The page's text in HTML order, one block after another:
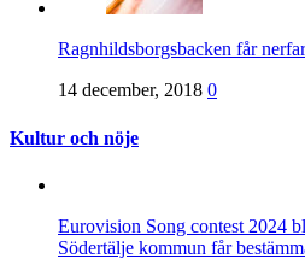
Ragnhildsborgsbacken får
14 december, 2018 0
Kultur och nöje
Eurovision Song contest 2024
Södertälje kommun får